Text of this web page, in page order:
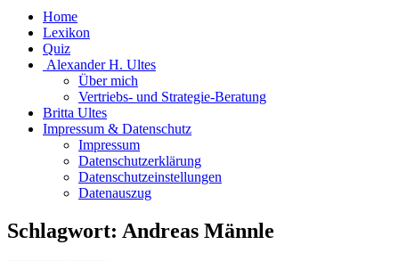
Home
Lexikon
Quiz
Alexander H. Ultes
Über mich
Vertriebs- und Strategie-Beratung
Britta Ultes
Impressum & Datenschutz
Impressum
Datenschutzerklärung
Datenschutzeinstellungen
Datenauszug
Schlagwort: Andreas Männle